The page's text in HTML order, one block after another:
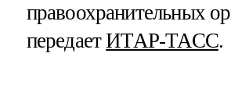
правоохранительных
передаетИТАР-ТАСС.